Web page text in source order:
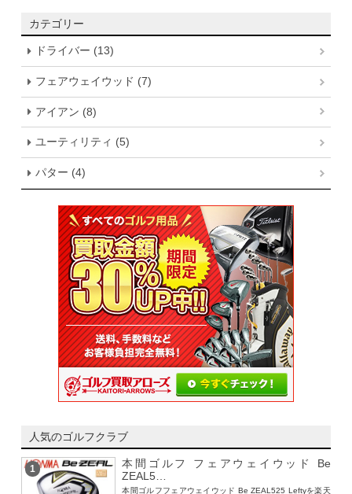
カテゴリー
ドライバー (13)
フェアウェイウッド (7)
アイアン (8)
ユーティリティ (5)
パター (4)
人気のゴルフクラブ
1
本間ゴルフ フェアウェイウッド Be
ZEAL5…
本間ゴルフフェアウェイウッド Be ZEAL525 Leftyを楽天